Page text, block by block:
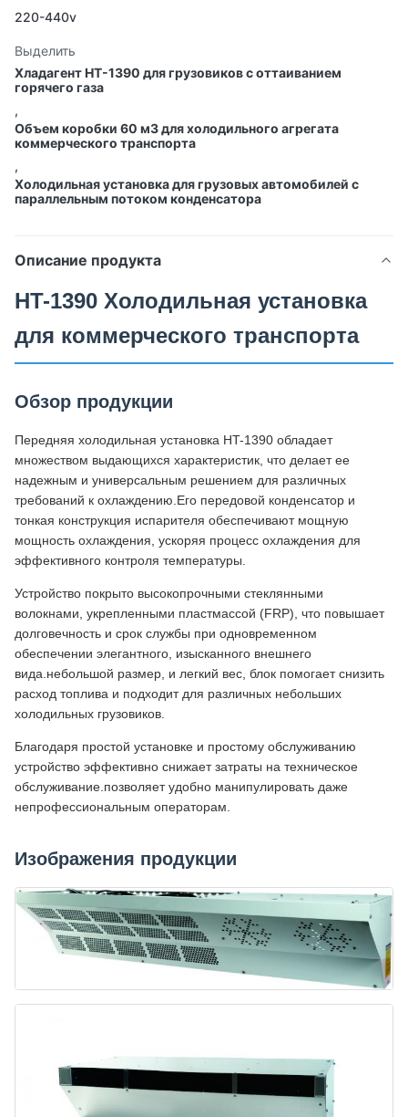
220-440v
Выделить
Хладагент HT-1390 для грузовиков с оттаиванием
горячего газа
,
Объем коробки 60 м3 для холодильного агрегата
коммерческого транспорта
,
Холодильная установка для грузовых автомобилей с
параллельным потоком конденсатора
Описание продукта
HT-1390 Холодильная установка
для коммерческого транспорта
Обзор продукции
Передняя холодильная установка HT-1390 обладает
множеством выдающихся характеристик, что делает ее
надежным и универсальным решением для различных
требований к охлаждению.Его передовой конденсатор и
тонкая конструкция испарителя обеспечивают мощную
мощность охлаждения, ускоряя процесс охлаждения для
эффективного контроля температуры.
Устройство покрыто высокопрочными стеклянными
волокнами, укрепленными пластмассой (FRP), что повышает
долговечность и срок службы при одновременном
обеспечении элегантного, изысканного внешнего
вида.небольшой размер, и легкий вес, блок помогает снизить
расход топлива и подходит для различных небольших
холодильных грузовиков.
Благодаря простой установке и простому обслуживанию
устройство эффективно снижает затраты на техническое
обслуживание.позволяет удобно манипулировать даже
непрофессиональным операторам.
Изображения продукции